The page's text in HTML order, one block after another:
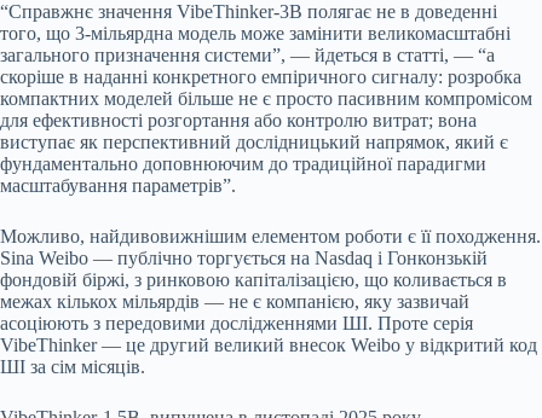
“Справжнє значення VibeThinker-3B полягає не в доведенні
того, що 3-мільярдна модель може замінити великомасштабні
загального призначення системи”, — йдеться в статті, — “а
скоріше в наданні конкретного емпіричного сигналу: розробка
компактних моделей більше не є просто пасивним компромісом
для ефективності розгортання або контролю витрат; вона
виступає як перспективний дослідницький напрямок, який є
фундаментально доповнюючим до традиційної парадигми
масштабування параметрів”.
Можливо, найдивовижнішим елементом роботи є її походження.
Sina Weibo — публічно торгується на Nasdaq і Гонконзькій
фондовій біржі, з ринковою капіталізацією, що коливається в
межах кількох мільярдів — не є компанією, яку зазвичай
асоціюють з передовими дослідженнями ШІ. Проте серія
VibeThinker — це другий великий внесок Weibo у відкритий код
ШІ за сім місяців.